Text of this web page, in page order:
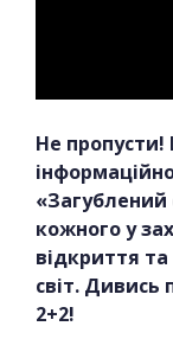
Не пропусти!
кожного у
відкриття
світ. Дивись
2+2!